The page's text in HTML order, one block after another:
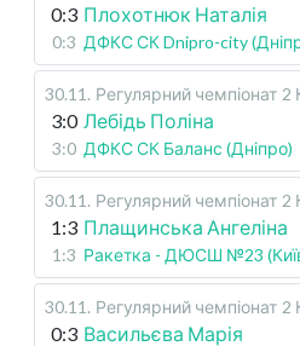
0:3 Плохотнюк Наталія
0:3 ДФКС СК Dnipro-city
30.11 . Регулярний чемпіонат 2
3:0 Лебідь Поліна
3:0 ДФКС СК Баланс (Дніпро)
30.11 . Регулярний чемпіонат 2
1:3 Плащинська Ангеліна
1:3 Ракетка - ДЮСШ №23
30.11 . Регулярний чемпіонат 2
0:3 Васильєва Марія